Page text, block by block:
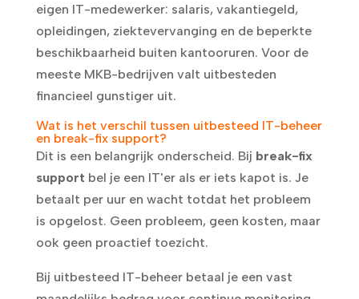
eigen IT-medewerker: salaris, vakantiegeld,
opleidingen, ziektevervanging en de beperkte
beschikbaarheid buiten kantooruren. Voor de
meeste MKB-bedrijven valt uitbesteden
financieel gunstiger uit.
Wat is het verschil tussen uitbesteed IT-beheer
en break-fix support?
Dit is een belangrijk onderscheid. Bij break-fix
support bel je een IT'er als er iets kapot is. Je
betaalt per uur en wacht totdat het probleem
is opgelost. Geen probleem, geen kosten, maar
ook geen proactief toezicht.
Bij uitbesteed IT-beheer betaal je een vast